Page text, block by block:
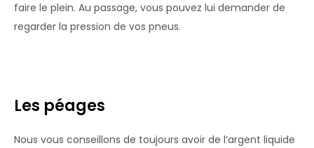
faire le plein. Au passage, vous pouvez lui demander de
regarder la pression de vos pneus.
Les péages
Nous vous conseillons de toujours avoir de l’argent liquide